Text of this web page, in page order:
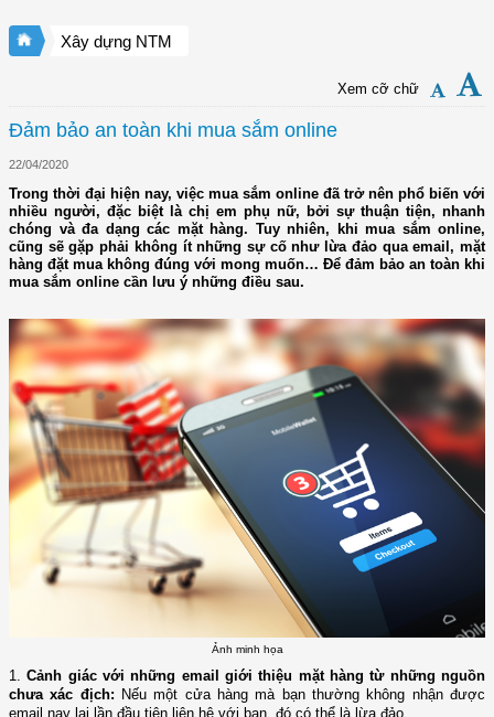
Xây dựng NTM
Xem cỡ chữ
Đảm bảo an toàn khi mua sắm online
22/04/2020
Trong thời đại hiện nay, việc mua sắm online đã trở nên phổ biến với
nhiều người, đặc biệt là chị em phụ nữ, bởi sự thuận tiện, nhanh
chóng và đa dạng các mặt hàng. Tuy nhiên, khi mua sắm online,
cũng sẽ gặp phải không ít những sự cố như lừa đảo qua email, mặt
hàng đặt mua không đúng với mong muốn… Để đảm bảo an toàn khi
mua sắm online cần lưu ý những điều sau.
Ảnh minh họa
1.Cảnh giác với những email giới thiệu mặt hàng từ những nguồn
chưa xác địch: Nếu một cửa hàng mà bạn thường không nhận được
email nay lại lần đầu tiên liên hệ với bạn, đó có thể là lừa đảo.